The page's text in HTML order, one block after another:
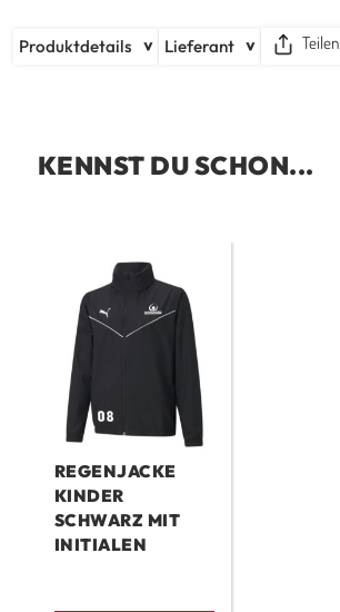
Produktdetails Lieferant Teilen
KENNST DU SCHON...
REGENJACKE
KINDER
SCHWARZ MIT
INITIALEN